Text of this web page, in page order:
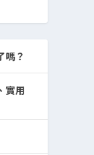
嗎？
實用